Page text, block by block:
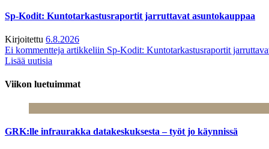
Sp-Kodit: Kuntotarkastusraportit jarruttavat asuntokauppaa
Kirjoitettu 6.8.2026
Ei kommentteja artikkeliin Sp-Kodit: Kuntotarkastusraportit
Lisää uutisia
Viikon luetuimmat
GRK:lle infraurakka datakeskuksesta – työt jo käynnissä